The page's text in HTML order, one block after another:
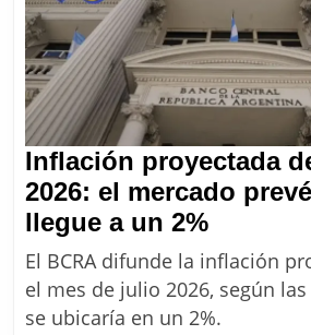
Inflación proyectada
2026: el mercado
llegue a un 2%Inflación
de
julio
El BCRA difunde la inflación
el mes de julio 2026, según
se ubicaría en un 2%.